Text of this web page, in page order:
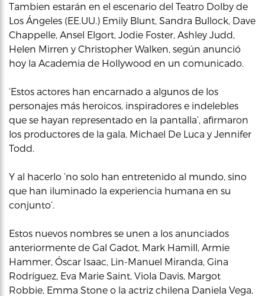
Tambien estarán en el escenario del Teatro Dolby de
Los Ángeles (EE.UU.) Emily Blunt, Sandra Bullock, Dave
Chappelle, Ansel Elgort, Jodie Foster, Ashley Judd,
Helen Mirren y Christopher Walken, según anunció
hoy la Academia de Hollywood en un comunicado.
‘Estos actores han encarnado a algunos de los
personajes más heroicos, inspiradores e indelebles
que se hayan representado en la pantalla’, afirmaron
los productores de la gala, Michael De Luca y Jennifer
Todd.
Y al hacerlo ‘no solo han entretenido al mundo, sino
que han iluminado la experiencia humana en su
conjunto’.
Estos nuevos nombres se unen a los anunciados
anteriormente de Gal Gadot, Mark Hamill, Armie
Hammer, Óscar Isaac, Lin-Manuel Miranda, Gina
Rodríguez, Eva Marie Saint, Viola Davis, Margot
Robbie, Emma Stone o la actriz chilena Daniela Vega,